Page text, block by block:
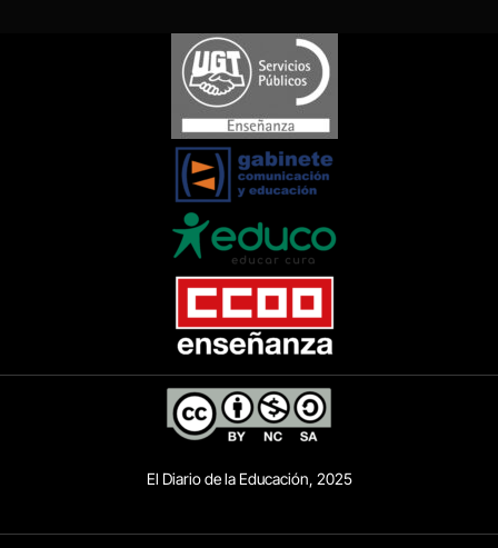
El Diario de la Educación, 2025